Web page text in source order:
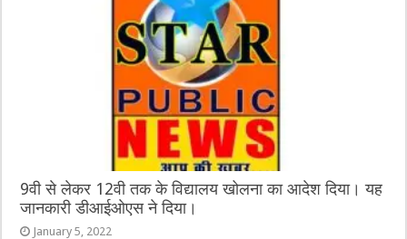
9वी से लेकर 12वी तक के विद्यालय खोलना का आदेश दिया। यह
जानकारी डीआईओएस ने दिया।
January 5, 2022